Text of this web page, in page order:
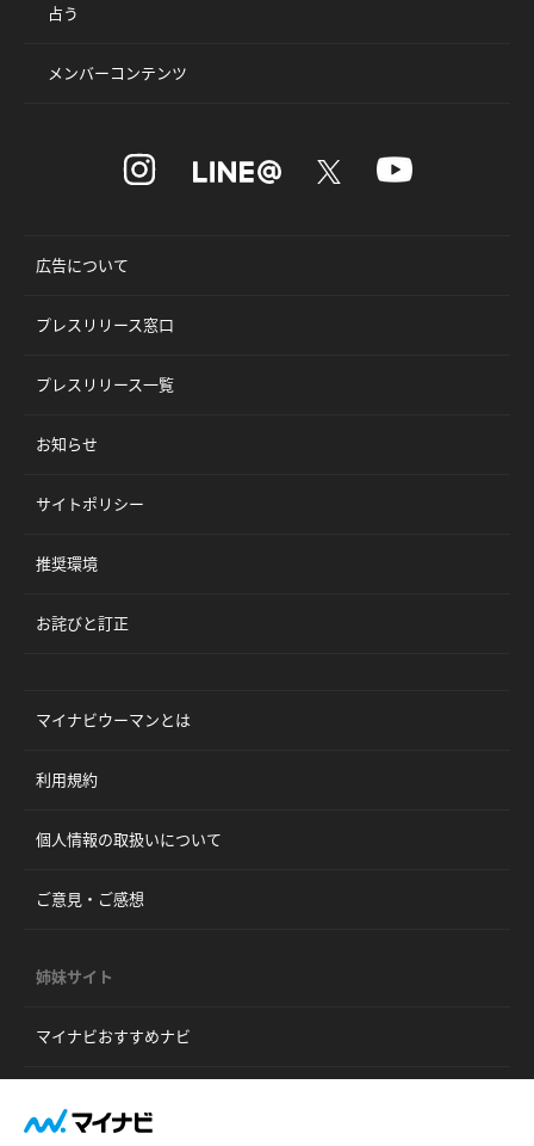
占う
メンバーコンテンツ
広告について
プレスリリース窓口
プレスリリース一覧
お知らせ
サイトポリシー
推奨環境
お詫びと訂正
マイナビウーマンとは
利用規約
個人情報の取扱いについて
ご意見・ご感想
姉妹サイト
マイナビおすすめナビ